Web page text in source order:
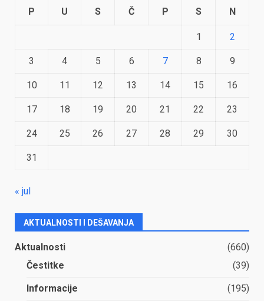
P U S Č P S N
1 2
3 4 5 6 7 8 9
10 11 12 13 14 15 16
17 18 19 20 21 22 23
24 25 26 27 28 29 30
31
« jul
AKTUALNOSTI I DEŠAVANJA
Aktualnosti
(660)
Čestitke
(39)
Informacije (195)